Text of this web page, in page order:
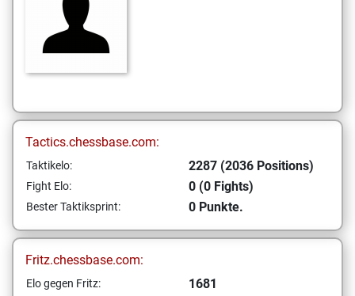
Tactics.chessbase.com:
Taktikelo: 2287 (2036 Positions)
Fight Elo: 0 (0 Fights)
Bester Taktiksprint: 0 Punkte.
Fritz.chessbase.com:
Elo gegen Fritz: 1681